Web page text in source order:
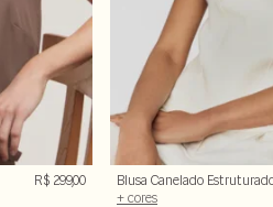
R$ 299,00
Blusa Canelado
360
+ cores